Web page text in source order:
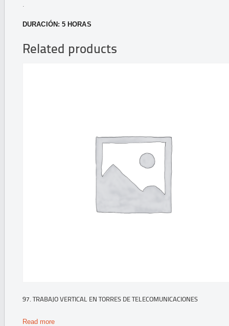
.
DURACIÓN: 5 HORAS
Related products
97. TRABAJO VERTICAL EN TORRES DE TELECOMUNICACIONES
Read more